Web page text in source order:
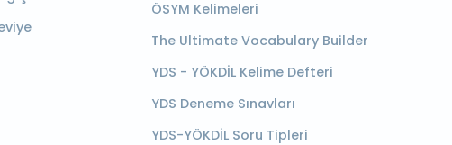
ÖSYM Kelimeleri
The Ultimate Vocabulary Builder
YDS - YÖKDİL Kelime Defteri
YDS Deneme Sınavları
YDS-YÖKDİL Soru Tipleri